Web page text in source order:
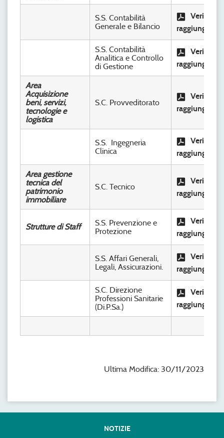
S.S. Contabilità
Generale e Bilancio
Verifica
S.S. Contabilità
Analitica e Controllo
di Gestione
Verifica
Area
Acquisizione
beni, servizi,
tecnologie e
logistica
S.C. Provveditorato
Verifica
S.S. Ingegneria
Clinica
Verifica
Area gestione
tecnica del
patrimonio
immobiliare
S.C. Tecnico
Verifica
Strutture di Staff
S.S. Prevenzione e
Protezione
Verifica
S.S. Affari Generali,
Legali, Assicurazioni.
Verifica
S.C. Direzione
Professioni Sanitarie
(Di.P.Sa.)
Verifica
Ultima Modifica: 30/11/2023
NOTIZIE